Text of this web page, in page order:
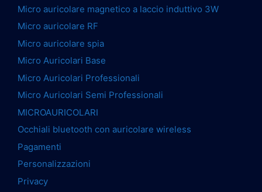
Micro auricolare magnetico a laccio induttivo 3W
Micro auricolare RF
Micro auricolare spia
Micro Auricolari Base
Micro Auricolari Professionali
Micro Auricolari Semi Professionali
MICROAURICOLARI
Occhiali bluetooth con auricolare wireless
Pagamenti
Personalizzazioni
Privacy